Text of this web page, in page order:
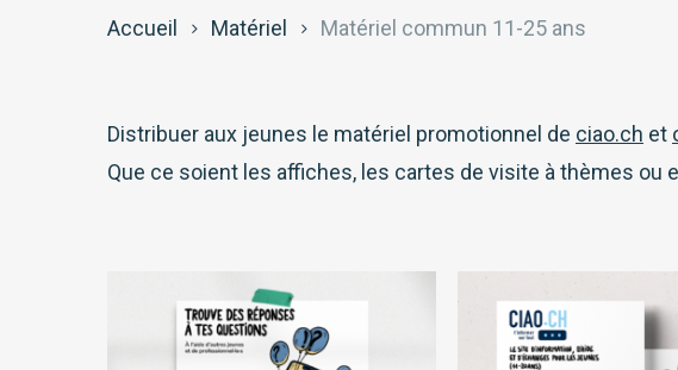
Accueil Matériel Matériel commun 11-25 ans
Distribuer aux jeunes le matériel promotionnel de ciao.ch et
Que ce soient les affiches, les cartes de visite à thèmes